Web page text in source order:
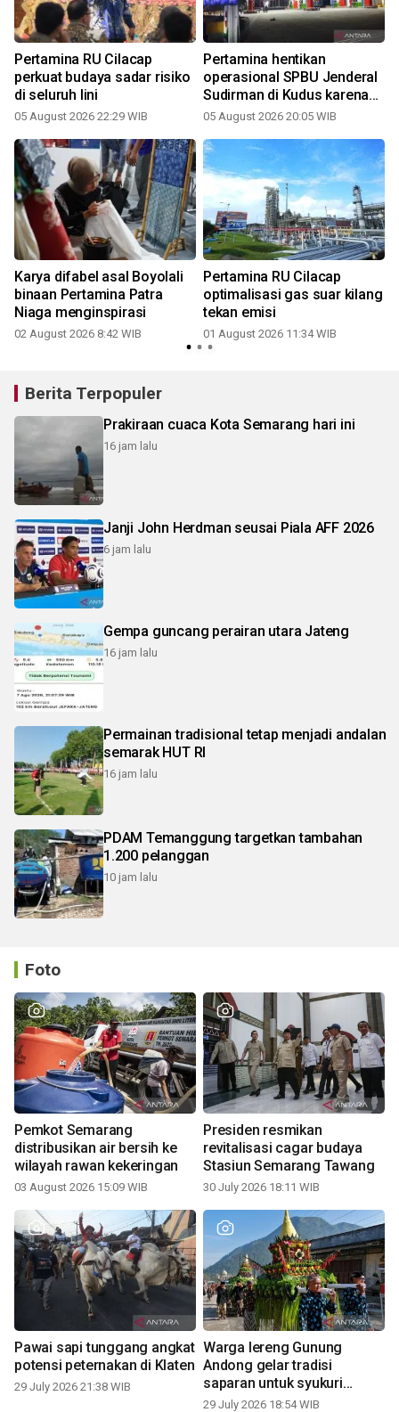
Pertamina RU Cilacap
perkuat budaya sadar risiko
di seluruh lini
05 August 2026 22:29 WIB
Pertamina hentikan
operasional SPBU Jenderal
Sudirman di Kudus karena
belum penuhi SOP
05 August 2026 20:05 WIB
Karya difabel asal Boyolali
binaan Pertamina Patra
Niaga menginspirasi
02 August 2026 8:42 WIB
Pertamina RU Cilacap
optimalisasi gas suar kilang
tekan emisi
01 August 2026 11:34 WIB
Berita Terpopuler
Prakiraan cuaca Kota Semarang hari ini
16 jam lalu
Janji John Herdman seusai Piala AFF 2026
6 jam lalu
Gempa guncang perairan utara Jateng
16 jam lalu
Permainan tradisional tetap menjadi andalan
semarak HUT RI
16 jam lalu
PDAM Temanggung targetkan tambahan
1.200 pelanggan
10 jam lalu
Foto
Pemkot Semarang
distribusikan air bersih ke
wilayah rawan kekeringan
03 August 2026 15:09 WIB
Presiden resmikan
revitalisasi cagar budaya
Stasiun Semarang Tawang
30 July 2026 18:11 WIB
Pawai sapi tunggang angkat
potensi peternakan di Klaten
29 July 2026 21:38 WIB
Warga lereng Gunung
Andong gelar tradisi
saparan untuk syukuri
panen
29 July 2026 18:54 WIB